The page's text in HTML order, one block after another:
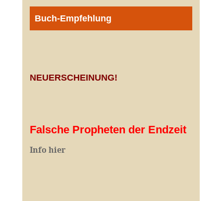
Buch-Empfehlung
NEUERSCHEINUNG!
Falsche Propheten der Endzeit
Info hier